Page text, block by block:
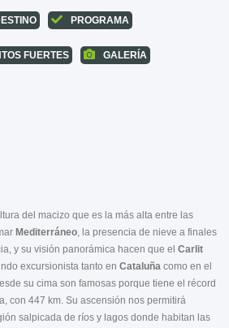
PROGRAMA
FUERTES GALERÍA
del macizo que es la más alta entre las
Mediterráneo, la presencia de nieve a finales
y su visión panorámica hacen que el Carlit
excursionista tanto en Cataluña como en el
su cima son famosas porque tiene el récord
con 447 km. Su ascensión nos permitirá
salpicada de ríos y lagos donde habitan las